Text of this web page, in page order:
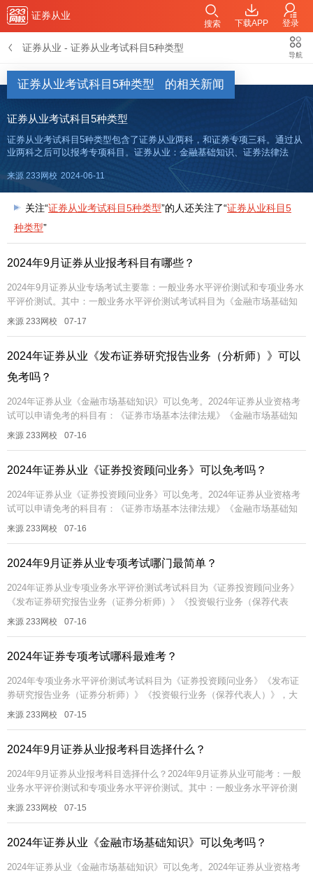
证券从业
下载APP 登录
搜索
证券从业 - 证券从业考试科目5种类型
导航
证券从业考试科目5种类型 的相关新闻
证券从业考试科目5种类型
证券从业考试科目5种类型包含了证券从业两科，和证券专项三科。通过从
业两科之后可以报考专项科目。证券从业：金融基础知识、证券法律法
规。证券专项：证券投资顾问、证券分析师、保荐代表人。插入模块证券
从业考试科目包含证券从业两科和证券专项三科，分别是证券从业（金融
基础
来源 233网校 2024-06-11
关注“证券从业考试科目5种类型”的人还关注了“证券从业科目5
种类型”
2024年9月证券从业报考科目有哪些？
2024年9月证券从业专场考试主要靠：一般业务水平评价测试和专项业务水
平评价测试。其中：一般业务水平评价测试考试科目为《金融市场基础知
识》《证券市场基本法律法规》，两科为必考科目；专项业务水平评价测
来源 233网校 07-17
2024年证券从业《发布证券研究报告业务（分析师）》可以
免考吗？
2024年证券从业《金融市场基础知识》可以免考。2024年证券从业资格考
试可以申请免考的科目有：《证券市场基本法律法规》《金融市场基础知
识》《证券投资顾问业务》《发布证券研究报告业务（分析师）》。每个...
来源 233网校 07-16
2024年证券从业《证券投资顾问业务》可以免考吗？
2024年证券从业《证券投资顾问业务》可以免考。2024年证券从业资格考
试可以申请免考的科目有：《证券市场基本法律法规》《金融市场基础知
识》《证券投资顾问业务》《发布证券研究报告业务（分析师）》。每个...
来源 233网校 07-16
2024年9月证券从业专项考试哪门最简单？
2024年证券从业专项业务水平评价测试考试科目为《证券投资顾问业务》
《发布证券研究报告业务（证券分析师）》《投资银行业务（保荐代表
人）》，大家可以根据个人专业方向或者考试难度，任选其一即可。其
来源 233网校 07-16
2024年证券专项考试哪科最难考？
2024年专项业务水平评价测试考试科目为《证券投资顾问业务》《发布证
券研究报告业务（证券分析师）》《投资银行业务（保荐代表人）》，大
家可以根据个人专业方向或者考试难度，任选其一即可。其中，《保荐代
来源 233网校 07-15
2024年9月证券从业报考科目选择什么？
2024年9月证券从业报考科目选择什么？2024年9月证券从业可能考：一般
业务水平评价测试和专项业务水平评价测试。其中：一般业务水平评价测
试考试科目为《金融市场基础知识》《证券市场基本法律法规》，两科...
来源 233网校 07-15
2024年证券从业《金融市场基础知识》可以免考吗？
2024年证券从业《金融市场基础知识》可以免考。2024年证券从业资格考